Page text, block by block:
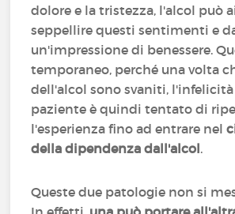
dolore e la tristezza, l'alcol può
seppellire questi sentimenti e
un'impressione di benessere.
temporaneo, perché una volta
dell'alcol sono svaniti,
paziente è quindi tentato di
l'esperienza fino ad entrare nel
della dipendenza dall'alcol.
Queste due patologie non si